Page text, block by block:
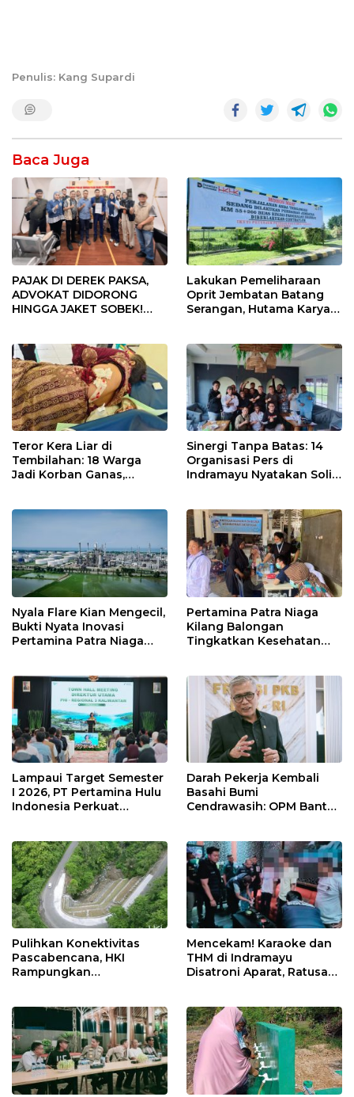
Penulis: Kang Supardi
Baca Juga
PAJAK DI DEREK PAKSA,
ADVOKAT DIDORONG
HINGGA JAKET SOBEK!
Pekanbaru!
Lakukan Pemeliharaan
Oprit Jembatan Batang
Serangan, Hutama Karya
Teror Kera Liar di
Tembilahan: 18 Warga
Jadi Korban Ganas,
Sinergi Tanpa Batas: 14
Organisasi Pers di
Indramayu Nyatakan Solid
Nyala Flare Kian Mengecil,
Bukti Nyata Inovasi
Pertamina Patra Niaga
Pertamina Patra Niaga
Kilang Balongan
Tingkatkan Kesehatan
Rutin dan Edukasi
Perawatan Gigi
Lampaui Target Semester
I 2026, PT Pertamina Hulu
Indonesia Perkuat
Keselamatan Kerja
Darah Pekerja Kembali
Basahi Bumi
Cendrawasih: OPM Bantai
Pulihkan Konektivitas
Pascabencana, HKI
Rampungkan
Mencekam! Karaoke dan
THM di Indramayu
Disatroni Aparat, Ratusan